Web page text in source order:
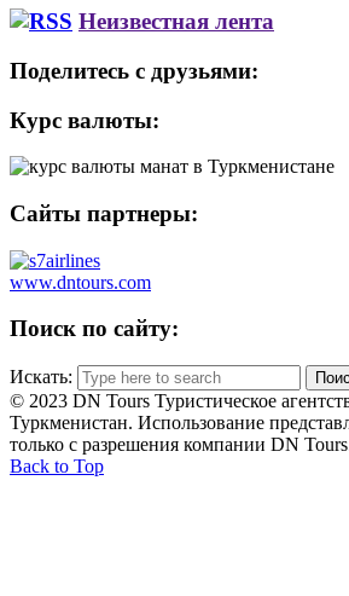
Неизвестная лента
Поделитесь с друзьями:
Курс валюты:
Сайты партнеры:
www.dntours.com
Поиск по сайту:
Искать:
© 2023 DN Tours Туристическое
Туркменистан. Использование
только с разрешения компании DN
Back to Top